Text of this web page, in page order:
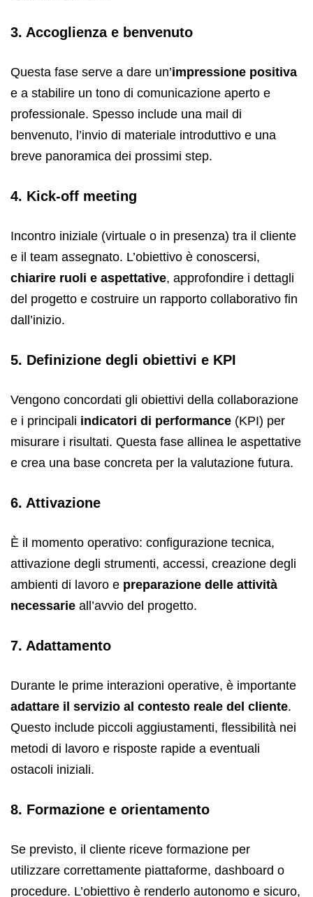
3. Accoglienza e benvenuto
Questa fase serve a dare un’impressione positiva
e a stabilire un tono di comunicazione aperto e
professionale. Spesso include una mail di
benvenuto, l’invio di materiale introduttivo e una
breve panoramica dei prossimi step.
4. Kick-off meeting
Incontro iniziale (virtuale o in presenza) tra il cliente
e il team assegnato. L’obiettivo è conoscersi,
chiarire ruoli e aspettative, approfondire i dettagli
del progetto e costruire un rapporto collaborativo fin
dall’inizio.
5. Definizione degli obiettivi e KPI
Vengono concordati gli obiettivi della collaborazione
e i principali indicatori di performance (KPI) per
misurare i risultati. Questa fase allinea le aspettative
e crea una base concreta per la valutazione futura.
6. Attivazione
È il momento operativo: configurazione tecnica,
attivazione degli strumenti, accessi, creazione degli
ambienti di lavoro e preparazione delle attività
necessarie all’avvio del progetto.
7. Adattamento
Durante le prime interazioni operative, è importante
adattare il servizio al contesto reale del cliente.
Questo include piccoli aggiustamenti, flessibilità nei
metodi di lavoro e risposte rapide a eventuali
ostacoli iniziali.
8. Formazione e orientamento
Se previsto, il cliente riceve formazione per
utilizzare correttamente piattaforme, dashboard o
procedure. L’obiettivo è renderlo autonomo e sicuro,